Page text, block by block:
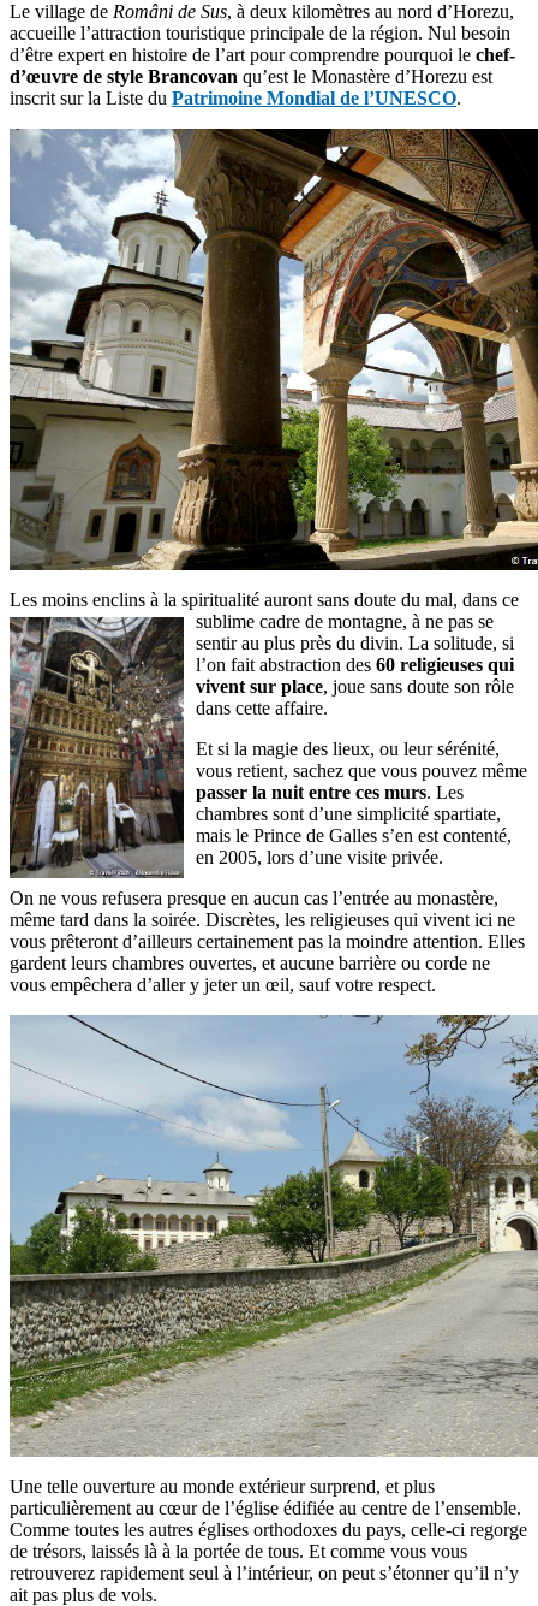
Le village de Români de Sus, à deux kilomètres au nord d’Horezu,
accueille l’attraction touristique principale de la région. Nul besoin
d’être expert en histoire de l’art pour comprendre pourquoi le chef-
d’œuvre de style Brancovan qu’est le Monastère d’Horezu est
inscrit sur la Liste du Patrimoine Mondial de l’UNESCO.
Les moins enclins à la spiritualité auront sans doute du mal, dans ce
sublime cadre de montagne, à ne pas se
sentir au plus près du divin. La solitude, si
l’on fait abstraction des 60 religieuses qui
vivent sur place, joue sans doute son rôle
dans cette affaire.
Et si la magie des lieux, ou leur sérénité,
vous retient, sachez que vous pouvez même
passer la nuit entre ces murs. Les
chambres sont d’une simplicité spartiate,
mais le Prince de Galles s’en est contenté,
en 2005, lors d’une visite privée.
On ne vous refusera presque en aucun cas l’entrée au monastère,
même tard dans la soirée. Discrètes, les religieuses qui vivent ici ne
vous prêteront d’ailleurs certainement pas la moindre attention. Elles
gardent leurs chambres ouvertes, et aucune barrière ou corde ne
vous empêchera d’aller y jeter un œil, sauf votre respect.
Une telle ouverture au monde extérieur surprend, et plus
particulièrement au cœur de l’église édifiée au centre de l’ensemble.
Comme toutes les autres églises orthodoxes du pays, celle-ci regorge
de trésors, laissés là à la portée de tous. Et comme vous vous
retrouverez rapidement seul à l’intérieur, on peut s’étonner qu’il n’y
ait pas plus de vols.